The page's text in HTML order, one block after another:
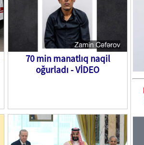
70 min manatlıq naqil
oğurladı - VİDEO